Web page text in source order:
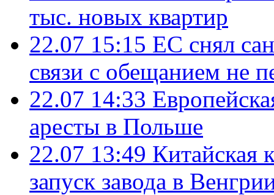
тыс. новых квартир
22.07 15:15 ЕС снял
связи с обещанием не
22.07 14:33
аресты в Польше
22.07 13:49 Китайская
запуск завода в